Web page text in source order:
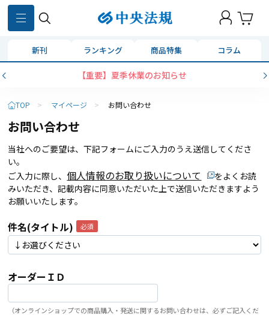
新刊 ランキング 商品特集 コラム
【重要】夏季休業のお知らせ
TOP > マイページ > お問い合わせ
お問い合わせ
当社へのご要望は、下記フォームにご入力のうえ送信してくださ
い。
ご入力に際し、 個人情報のお取り扱いについて
をよくお読
みいただき、記載内容に同意いただいた上で送信いただきますよう
お願いいたします。
件名(タイトル)
オーダーＩＤ
（オンラインショップでの商品購入・発送に関するお問い合わせは、必ずご記入くだ